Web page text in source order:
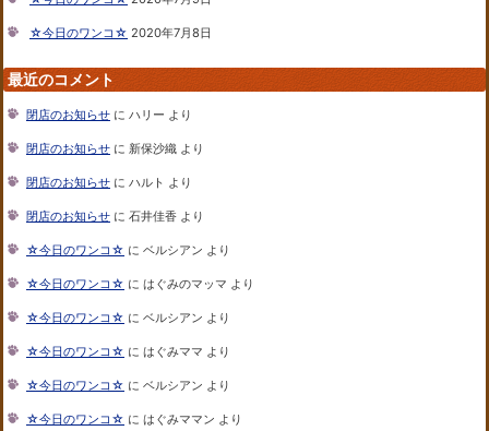
☆今日のワンコ☆ 2020年7月8日
最近のコメント
閉店のお知らせ に ハリー より
閉店のお知らせ に 新保沙織 より
閉店のお知らせ に ハルト より
閉店のお知らせ に 石井佳香 より
☆今日のワンコ☆ に ベルシアン より
☆今日のワンコ☆ に はぐみのマッマ より
☆今日のワンコ☆ に ベルシアン より
☆今日のワンコ☆ に はぐみママ より
☆今日のワンコ☆ に ベルシアン より
☆今日のワンコ☆ に はぐみママン より